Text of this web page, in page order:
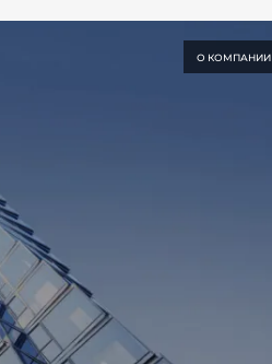
О КОМПАНИИ